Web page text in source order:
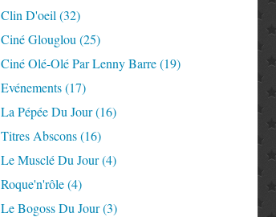
Clin D'oeil (32)
Ciné Glouglou (25)
Ciné Olé-Olé Par Lenny Barre(19)
Evénements(17)
La Pépée Du Jour(16)
Titres Abscons(16)
Le Musclé Du Jour(4)
Roque'n'rôle(4)
Le Bogoss Du Jour(3)